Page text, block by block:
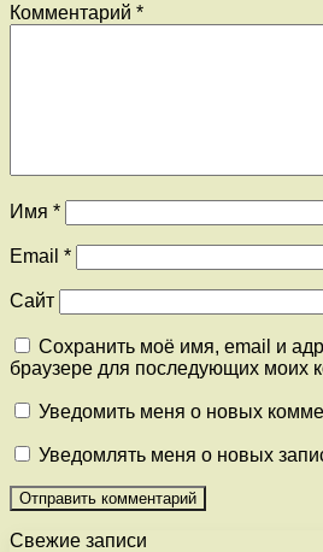
Комментарий *
Имя *
Email *
Сайт
Сохранить моё имя, email и
браузере для последующих моих
Уведомить меня о новых
Уведомлять меня о новых
Свежие записи